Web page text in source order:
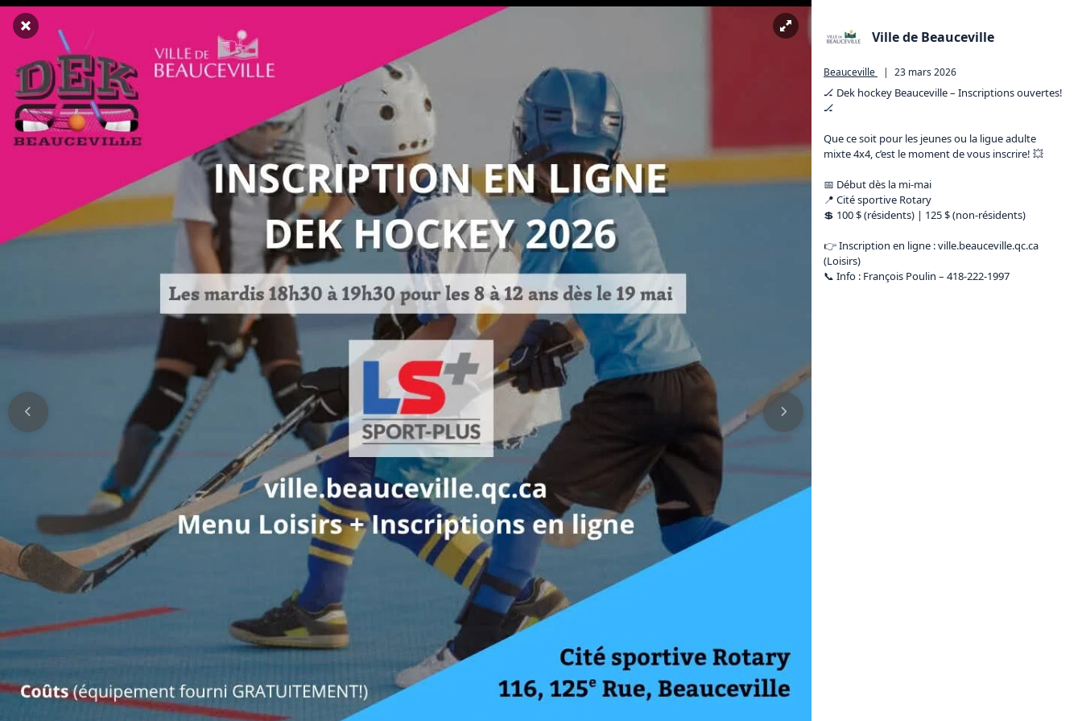
Ville de Beauceville
Beauceville | 23 mars 2026
🏒 Dek hockey Beauceville – Inscriptions ouvertes!
🏒
Que ce soit pour les jeunes ou la ligue adulte
mixte 4x4, c’est le moment de vous inscrire! 💥
📅 Début dès la mi-mai
📍 Cité sportive Rotary
💲 100 $ (résidents) | 125 $ (non-résidents)
👉 Inscription en ligne : ville.beauceville.qc.ca
(Loisirs)
📞 Info : François Poulin – 418-222-1997